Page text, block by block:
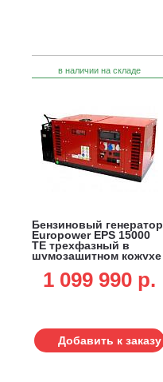
в наличии на складе
Бензиновый генератор
Europower EPS 15000
TЕ трехфазный в
шумозащитном кожухе
15.0/12.5 кВт, 20 л,
электростарт, 224 кг)
1 099 990 p.
Добавить к заказу